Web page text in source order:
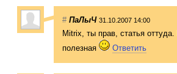
# ПаЛыЧ 31.10.2007 14:00
Mitrix, ты прав, статья
полезная
Ответить